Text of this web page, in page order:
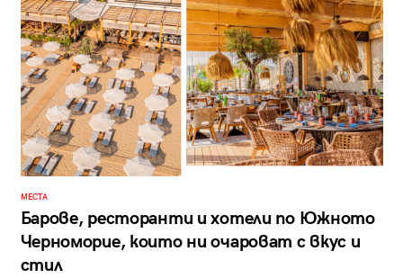
МЕСТА
Барове, ресторанти и хотели по Южното
Черноморие, които ни очароват с вкус и
стил